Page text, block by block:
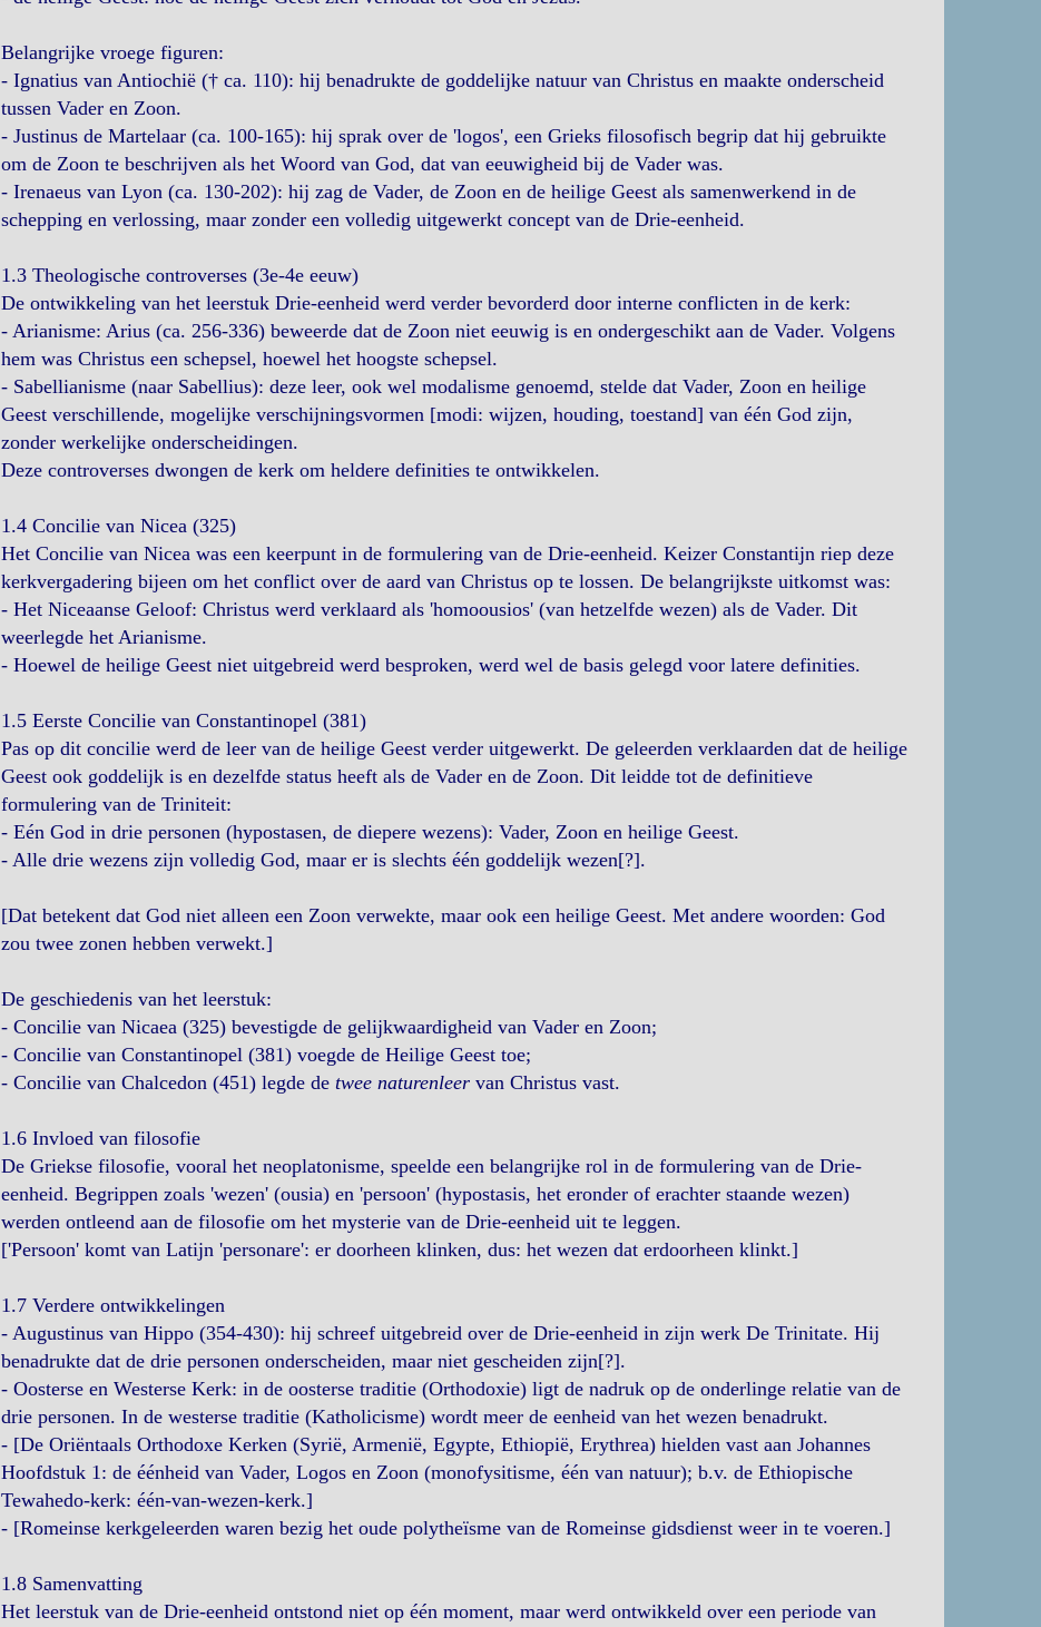
Belangrijke vroege figuren:
- Ignatius van Antiochië († ca. 110): hij benadrukte de goddelijke natuur van Christus en maakte onderscheid
tussen Vader en Zoon.
- Justinus de Martelaar (ca. 100-165): hij sprak over de 'logos', een Grieks filosofisch begrip dat hij gebruikte
om de Zoon te beschrijven als het Woord van God, dat van eeuwigheid bij de Vader was.
- Irenaeus van Lyon (ca. 130-202): hij zag de Vader, de Zoon en de heilige Geest als samenwerkend in de
schepping en verlossing, maar zonder een volledig uitgewerkt concept van de Drie-eenheid.
1.3 Theologische controverses (3e-4e eeuw)
De ontwikkeling van het leerstuk Drie-eenheid werd verder bevorderd door interne conflicten in de kerk:
- Arianisme: Arius (ca. 256-336) beweerde dat de Zoon niet eeuwig is en ondergeschikt aan de Vader. Volgens
hem was Christus een schepsel, hoewel het hoogste schepsel.
- Sabellianisme (naar Sabellius): deze leer, ook wel modalisme genoemd, stelde dat Vader, Zoon en heilige
Geest verschillende, mogelijke verschijningsvormen [modi: wijzen, houding, toestand] van één God zijn,
zonder werkelijke onderscheidingen.
Deze controverses dwongen de kerk om heldere definities te ontwikkelen.
1.4 Concilie van Nicea (325)
Het Concilie van Nicea was een keerpunt in de formulering van de Drie-eenheid. Keizer Constantijn riep deze
kerkvergadering bijeen om het conflict over de aard van Christus op te lossen. De belangrijkste uitkomst was:
- Het Niceaanse Geloof: Christus werd verklaard als 'homoousios' (van hetzelfde wezen) als de Vader. Dit
weerlegde het Arianisme.
- Hoewel de heilige Geest niet uitgebreid werd besproken, werd wel de basis gelegd voor latere definities.
1.5 Eerste Concilie van Constantinopel (381)
Pas op dit concilie werd de leer van de heilige Geest verder uitgewerkt. De geleerden verklaarden dat de heilige
Geest ook goddelijk is en dezelfde status heeft als de Vader en de Zoon. Dit leidde tot de definitieve
formulering van de Triniteit:
- Eén God in drie personen (hypostasen, de diepere wezens): Vader, Zoon en heilige Geest.
- Alle drie wezens zijn volledig God, maar er is slechts één goddelijk wezen[?].
[Dat betekent dat God niet alleen een Zoon verwekte, maar ook een heilige Geest. Met andere woorden: God
zou twee zonen hebben verwekt.]
De geschiedenis van het leerstuk:
- Concilie van Nicaea (325) bevestigde de gelijkwaardigheid van Vader en Zoon;
- Concilie van Constantinopel (381) voegde de Heilige Geest toe;
- Concilie van Chalcedon (451) legde de twee naturenleervan Christus vast.
1.6 Invloed van filosofie
De Griekse filosofie, vooral het neoplatonisme, speelde een belangrijke rol in de formulering van de Drie-
eenheid. Begrippen zoals 'wezen' (ousia) en 'persoon' (hypostasis, het eronder of erachter staande wezen)
werden ontleend aan de filosofie om het mysterie van de Drie-eenheid uit te leggen.
['Persoon' komt van Latijn 'personare': er doorheen klinken, dus: het wezen dat erdoorheen klinkt.]
1.7 Verdere ontwikkelingen
- Augustinus van Hippo (354-430): hij schreef uitgebreid over de Drie-eenheid in zijn werk De Trinitate. Hij
benadrukte dat de drie personen onderscheiden, maar niet gescheiden zijn[?].
- Oosterse en Westerse Kerk: in de oosterse traditie (Orthodoxie) ligt de nadruk op de onderlinge relatie van de
drie personen. In de westerse traditie (Katholicisme) wordt meer de eenheid van het wezen benadrukt.
- [De Oriëntaals Orthodoxe Kerken (Syrië, Armenië, Egypte, Ethiopië, Erythrea) hielden vast aan Johannes
Hoofdstuk 1: de éénheid van Vader, Logos en Zoon (monofysitisme, één van natuur); b.v. de Ethiopische
Tewahedo-kerk: één-van-wezen-kerk.]
- [Romeinse kerkgeleerden waren bezig het oude polytheïsme van de Romeinse gidsdienst weer in te voeren.]
1.8 Samenvatting
Het leerstuk van de Drie-eenheid ontstond niet op één moment, maar werd ontwikkeld over een periode van